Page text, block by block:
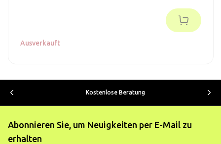
Sekundärausgang von 40 mA ausgelegt und mit den
Modellen M3-40 / M3-40-Dual / XHub kompatibel.
Ausverkauft
Kostenlose Beratung
Abonnieren Sie, um Neuigkeiten per E-Mail zu
erhalten